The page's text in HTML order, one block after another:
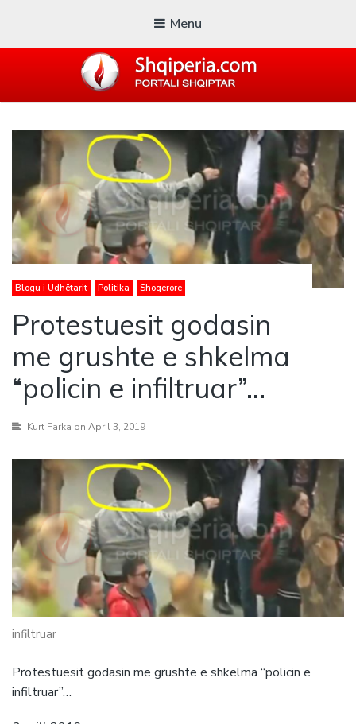
Menu
Blogu i ShqiperiaCom
Blogu i Udhëtarit Politika Shoqerore
Protestuesit godasin
me grushte e shkelma
“policin e infiltruar”…
Kurt Farka on April 3, 2019
infiltruar
Protestuesit godasin me grushte e shkelma “policin e
infiltruar”…